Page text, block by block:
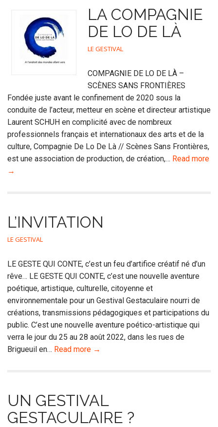
LA COMPAGNIE
DE LO DE LÀ
LE GESTIVAL
COMPAGNIE DE LO DE LÀ –
SCÈNES SANS FRONTIÈRES
Fondée juste avant le confinement de 2020 sous la
conduite de l’acteur, metteur en scène et directeur artistique
Laurent SCHUH en complicité avec de nombreux
professionnels français et internationaux des arts et de la
culture, Compagnie De Lo De Là // Scènes Sans Frontières,
est une association de production, de création,… Read more
→
L’INVITATION
LE GESTIVAL
LE GESTE QUI CONTE, c’est un feu d’artifice créatif né d’un
rêve… LE GESTE QUI CONTE, c’est une nouvelle aventure
poétique, artistique, culturelle, citoyenne et
environnementale pour un Gestival Gestaculaire nourri de
créations, transmissions pédagogiques et participations du
public. C’est une nouvelle aventure poético-artistique qui
verra le jour du 25 au 28 août 2022, dans les rues de
Brigueuil en… Read more →
UN GESTIVAL
GESTACULAIRE ?